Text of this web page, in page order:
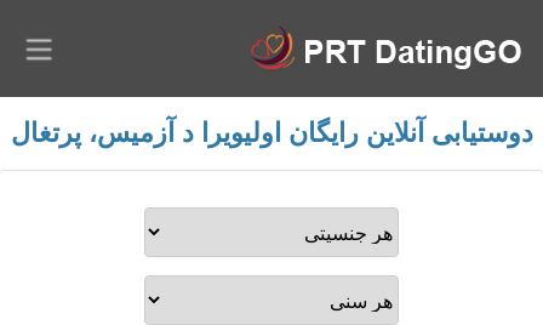
دوستیابی آنلاین رایگان اولیویرا د آزمیس، پرتغال